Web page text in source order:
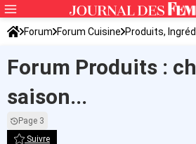
Forum Forum Cuisine Produits,
Forum Produits :
saison...
Page 3
Suivre